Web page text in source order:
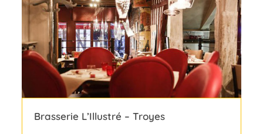
Brasserie L’Illustré – Troyes